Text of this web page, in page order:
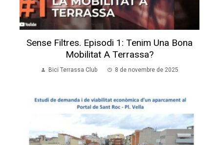
Sense Filtres. Episodi 1: Tenim Una Bona
Mobilitat A Terrassa?
Bici Terrassa Club 8 de novembre de 2025